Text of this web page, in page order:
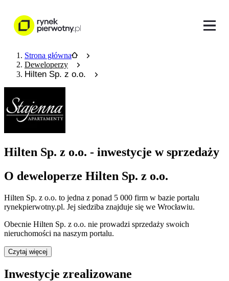
Strona główna
Deweloperzy
Hilten Sp. z o.o.
Hilten Sp. z o.o. - inwestycje w sprzedaży
O deweloperze Hilten Sp. z o.o.
Hilten Sp. z o.o. to jedna z ponad 5 000 firm w bazie portalu
rynekpierwotny.pl. Jej siedziba znajduje się we Wrocławiu.
Obecnie Hilten Sp. z o.o. nie prowadzi sprzedaży swoich
nieruchomości na naszym portalu.
Czytaj więcej
Inwestycje zrealizowane